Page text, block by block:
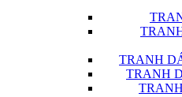
TRANH
TRANH